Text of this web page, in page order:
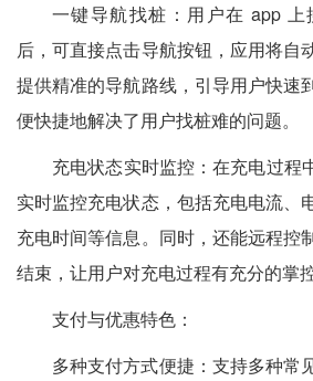
一键导航找桩：用户在 app
后，可直接点击导航按钮，应用将自
提供精准的导航路线，引导用户快速
便快捷地解决了用户找桩难的问题。
充电状态实时监控：在充电过程
实时监控充电状态，包括充电电流、
充电时间等信息。同时，还能远程控
结束，让用户对充电过程有充分的掌控
支付与优惠特色：
多种支付方式便捷：支持多种常